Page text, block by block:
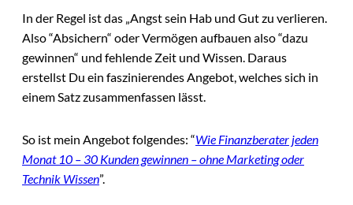
In der Regel ist das „Angst sein Hab und Gut zu verlieren.
Also “Absichern“ oder Vermögen aufbauen also “dazu
gewinnen“ und fehlende Zeit und Wissen. Daraus
erstellst Du ein faszinierendes Angebot, welches sich in
einem Satz zusammenfassen lässt.
So ist mein Angebot folgendes: “Wie ​Finanzberater jeden
Monat ​10 – 30 Kunden ​gewinnen – ohne Marketing oder
Technik Wissen”.